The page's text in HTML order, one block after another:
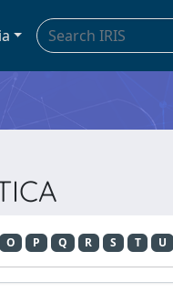
O P Q R S T U